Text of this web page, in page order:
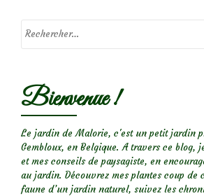
Focus
Marie
(syn.
Marie
Pavic)
Bienvenue !
Le jardin de Malorie, c'est un petit jardin
Gembloux, en Belgique. A travers ce blog,
et mes conseils de paysagiste, en
au jardin. Découvrez mes plantes coup de
faune d’un jardin naturel, suivez les